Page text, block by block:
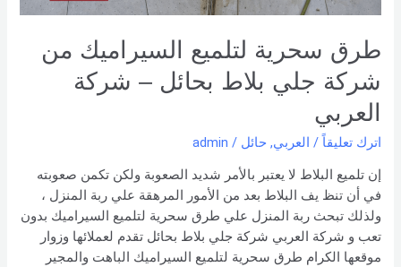
طرق سحرية لتلميع السيراميك من
شركة جلي بلاط بحائل – شركة
العربي
اترك تعليقاً / العربي, حائل /
admin
إن تلميع البلاط لا يعتبر بالأمر شديد الصعوبة ولكن تكمن صعوبته
في أن تنظ يف البلاط بعد من الأمور المرهقة علي ربة المنزل ،
ولذلك تبحث ربة المنزل علي طرق سحرية لتلميع السيراميك بدون
تعب و شركة العربي شركة جلي بلاط بحائل تقدم لعملائها وزوار
موقعها الكرام طرق سحرية لتلميع السيراميك الباهت والمجير
العربي